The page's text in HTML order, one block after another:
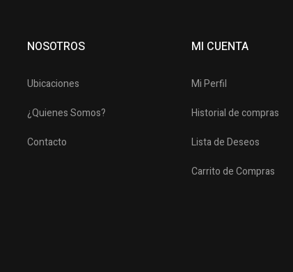
NOSOTROS
Ubicaciones
¿Quienes Somos?
Contacto
MI CUENTA
Mi Perfil
Historial de compras
Lista de Deseos
Carrito de Compras